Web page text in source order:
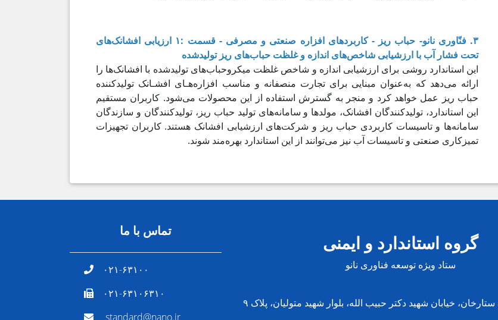
۳. فنّاوری نانو- حباب ریز - کاربردهای افزاره صنعتی و مصرفی - قسمت :۱ ارزیابی افشانک‌های
تحت فشار آب با ارزشیابی شاخص‌های اندازه و غلظت حباب‌های ریز تولیدشده
این استاندارد روشی برای ارزشیابی اندازه و شاخص غلظت میکروحباب‌های تولیدشده با افشانک‌ها را
ارائه می‌دهد که به‌عنوان مبنایی برای تجارت منصفانه و مناسب افزاره‌هـای افشـانک تولیدکننده
حباب ریز عمل خواهد کرد و منجر به گسترش استفاده از این محصولات می‌شود. کاربران مستقیم
این استاندارد، تولیدکنندگان افشانک، مولدها و سامانه‌های تولید حباب ریز، تولیدکنندگان و سازندگان
سامانه‌ها و تاسیسات کاربردی حباب ریز و شرکت‌های ارزشیابی افشانک هستند. کاربران تجهیزات
تمیزکاری صنعتی و تاسیسات آب نیز می‌توانند از این استاندارد بهره‌مند شوند.
گروه استاندارد و ایمنی
ستاد ویژه توسعه فناوری نانو
ستارخان، خیابان شهید دکتر حبیب الله، بلوار شهید متولیان، پلاک ۹
تماس با ما
۰۲۱-۶۳۱۰۰
۰۲۱-۶۳۱۰۶۳۱۰
standard@nano.ir